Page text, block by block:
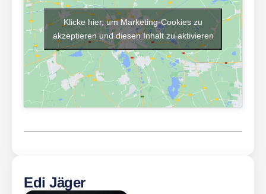
Klicke hier, um Marketing-Cookies zu
akzeptieren und diesen Inhalt zu aktivieren
Edi Jäger